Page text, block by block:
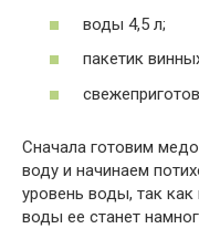
воды 4,5 л;
пакетик
Сначала готовим
воду и начинаем
уровень воды, так
воды ее станет